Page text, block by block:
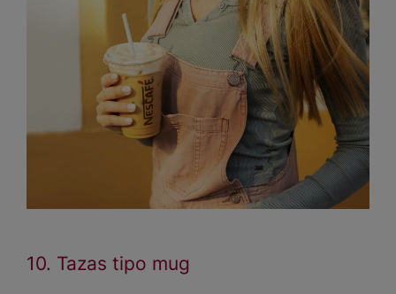
10. Tazas tipo mug